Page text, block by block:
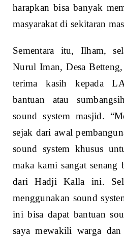
harapkan bisa banyak
masyarakat di sekitaran
Sementara itu, Ilham,
Nurul Iman, Desa
terima kasih kepada
bantuan atau
sound system masjid.
sejak dari awal
sound system khusus
maka kami sangat senang
dari Hadji Kalla ini.
menggunakan sound
ini bisa dapat bantuan
saya mewakili warga